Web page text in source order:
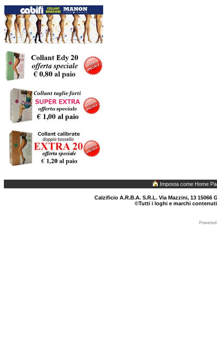
Imposta come Home
Calzificio A.R.B.A. S.R.L. Via Mazzini, 13 15066
©Tutti i loghi e marchi